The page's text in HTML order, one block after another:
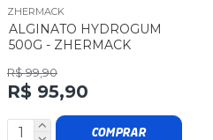
ZHERMACK
ALGINATO HYDROGUM
500G - ZHERMACK
R$ 95,90
R$ 99,90
COMPRAR